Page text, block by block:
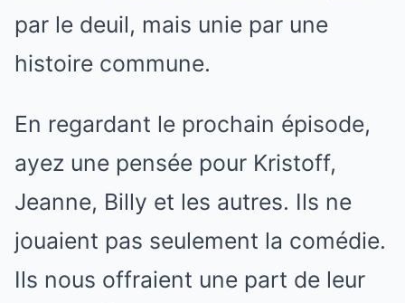
par le deuil, mais unie par une
histoire commune.
En regardant le prochain épisode,
ayez une pensée pour Kristoff,
Jeanne, Billy et les autres. Ils ne
jouaient pas seulement la comédie.
Ils nous offraient une part de leur